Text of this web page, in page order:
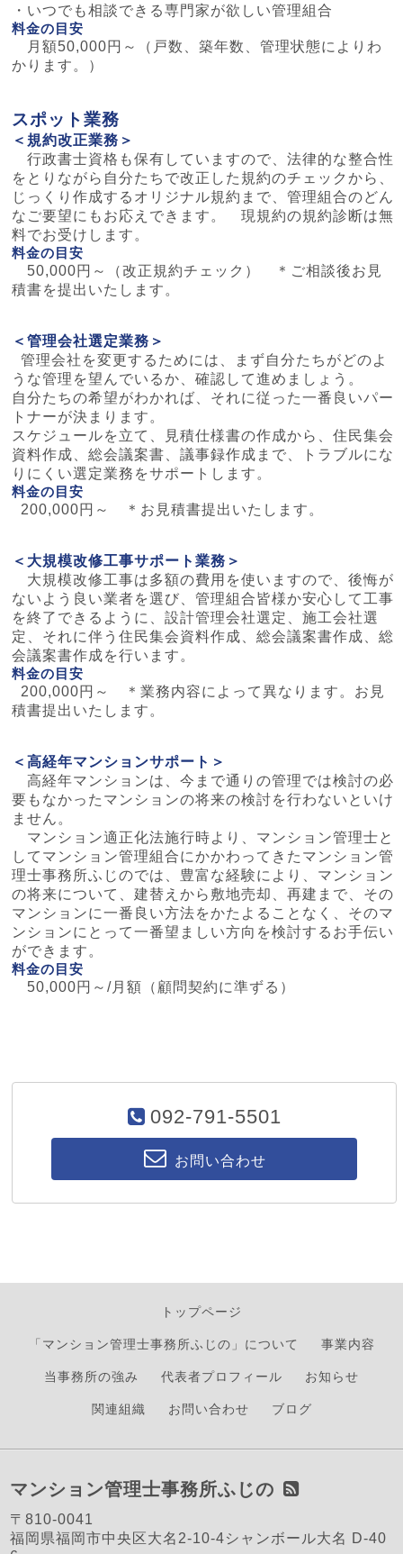
・いつでも相談できる専門家が欲しい管理組合
料金の目安
月額50,000円～（戸数、築年数、管理状態によりわ
かります。）
スポット業務
＜規約改正業務＞
行政書士資格も保有していますので、法律的な整合性
をとりながら自分たちで改正した規約のチェックから、
じっくり作成するオリジナル規約まで、管理組合のどん
なご要望にもお応えできます。 現規約の規約診断は無
料でお受けします。
料金の目安
50,000円～（改正規約チェック） ＊ご相談後お見
積書を提出いたします。
＜管理会社選定業務＞
管理会社を変更するためには、まず自分たちがどのよ
うな管理を望んでいるか、確認して進めましょう。
自分たちの希望がわかれば、それに従った一番良いパー
トナーが決まります。
スケジュールを立て、見積仕様書の作成から、住民集会
資料作成、総会議案書、議事録作成まで、トラブルにな
りにくい選定業務をサポートします。
料金の目安
200,000円～ ＊お見積書提出いたします。
＜大規模改修工事サポート業務＞
大規模改修工事は多額の費用を使いますので、後悔が
ないよう良い業者を選び、管理組合皆様か安心して工事
を終了できるように、設計管理会社選定、施工会社選
定、それに伴う住民集会資料作成、総会議案書作成、総
会議案書作成を行います。
料金の目安
200,000円～ ＊業務内容によって異なります。お見
積書提出いたします。
＜高経年マンションサポート＞
高経年マンションは、今まで通りの管理では検討の必
要もなかったマンションの将来の検討を行わないといけ
ません。
マンション適正化法施行時より、マンション管理士と
してマンション管理組合にかかわってきたマンション管
理士事務所ふじのでは、豊富な経験により、マンション
の将来について、建替えから敷地売却、再建まで、その
マンションに一番良い方法をかたよることなく、そのマ
ンションにとって一番望ましい方向を検討するお手伝い
ができます。
料金の目安
50,000円～/月額（顧問契約に準ずる）
092-791-5501
お問い合わせ
トップページ
「マンション管理士事務所ふじの」について 事業内容
当事務所の強み 代表者プロフィール お知らせ
関連組織 お問い合わせ ブログ
マンション管理士事務所ふじの
〒810-0041
福岡県福岡市中央区大名2-10-4シャンボール大名 D-40